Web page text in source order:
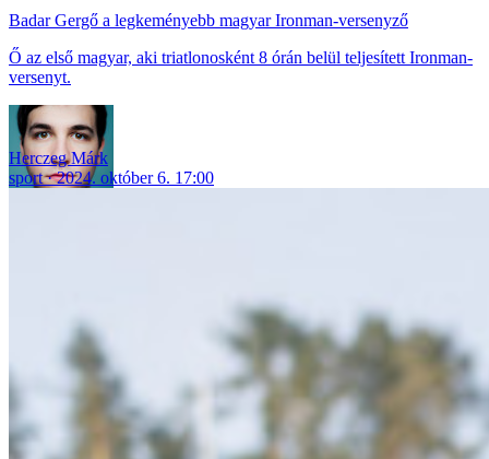
Badar Gergő a legkeményebb magyar Ironman-versenyző
Ő az első magyar, aki triatlonosként 8 órán belül teljesített Ironman-
versenyt.
Herczeg Márk
sport
2024. október 6. 17:00